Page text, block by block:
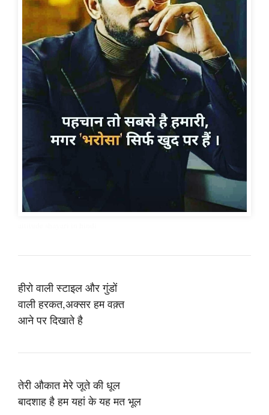
हीरो वाली स्टाइल और गुंडों
वाली हरकत,अक्सर हम वक़्त
आने पर दिखाते है
तेरी औकात मेरे जूते की धूल
बादशाह है हम यहां के यह मत भूल